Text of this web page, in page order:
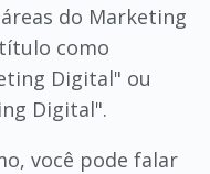
do Marketing
como
Digital" ou
Digital".
você pode falar